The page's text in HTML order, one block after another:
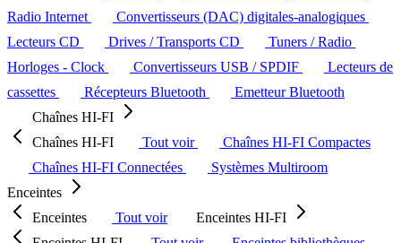
Radio Internet
Convertisseurs (DAC) digitales-analogiques
Lecteurs CD
Drives / Transports CD
Tuners / Radio
Horloges - Clock
Convertisseurs USB / SPDIF
Lecteurs de
cassettes
Récepteurs Bluetooth
Emetteur Bluetooth
Chaînes HI-FI
Chaînes HI-FI
Tout voir
Chaînes HI-FI Compactes
Chaînes HI-FI Connectées
Systèmes Multiroom
Enceintes
Enceintes
Tout voir
Enceintes HI-FI